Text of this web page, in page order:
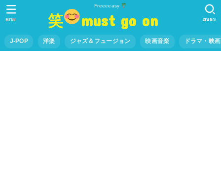
Freeeeasy
笑 must go on
J-POP 洋楽 ジャズ＆フュージョン 映画音楽 ドラマ・映
SEARCH
MENU